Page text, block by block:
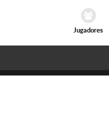
Jugadores